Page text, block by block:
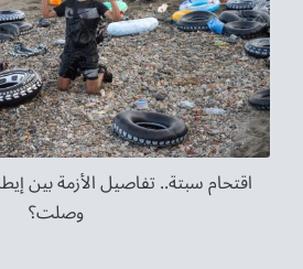
اقتحام سبتة.. تفاصيل الأزمة بين
وصلت؟